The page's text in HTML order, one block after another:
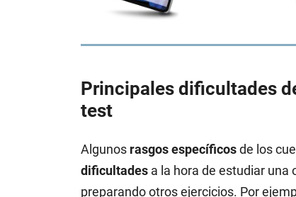
Principales dificultades
test
Algunos rasgos específicosde los
dificultades a la hora de estudiar una
preparando otros ejercicios. Por